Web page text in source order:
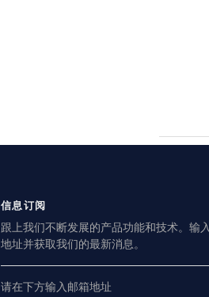
信息订阅
跟上我们不断发展的产品功能和技术。输
地址并获取我们的最新消息。
请在下方输入邮箱地址